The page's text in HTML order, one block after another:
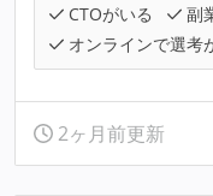
CTOがいる
副
オンラインで選考
2ヶ月前更新